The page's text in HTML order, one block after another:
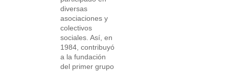
diversas
asociaciones y
colectivos
sociales. Así, en
1984, contribuyó
a la fundación
del primer grupo